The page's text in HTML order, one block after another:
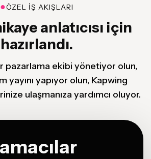
●ÖZEL IŞ AKIŞLARI
anlatıcısı için
hazırlandı.
pazarlama ekibi yönetiyor olun,
yayını yapıyor olun, Kapwing
ulaşmanıza yardımcı oluyor.